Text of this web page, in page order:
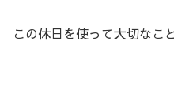
この休日を使って大切なこ